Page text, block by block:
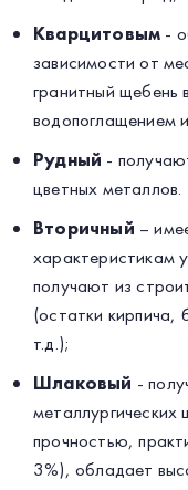
Кварцитовым -
зависимости от
гранитный щебень
водопоглащением
Рудный -
цветных металлов.
Вторичный –
характеристикам
получают из
(остатки кирпича,
т.д.);
Шлаковый -
металлургических
прочностью,
3%), обладает